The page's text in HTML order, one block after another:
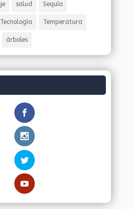
salud Sequía
Tecnología Temperatura
árboles